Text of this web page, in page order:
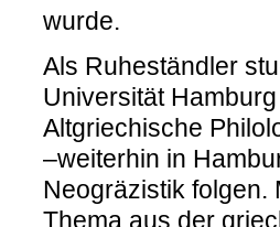
wurde.
Als Ruheständler
Universität
Altgriechische
–weiterhin in
Neogräzistik folgen.
Thema aus der